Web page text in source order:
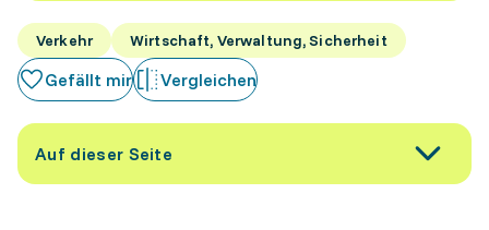
Verkehr Wirtschaft, Verwaltung, Sicherheit
Gefällt mir Vergleichen
Auf dieser Seite